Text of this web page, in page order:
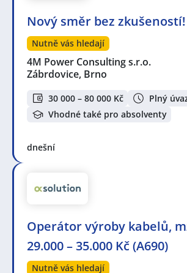
Nový směr bez zkušeností!
Nutně vás hledají
4M Power Consulting s.r.o.
Zábrdovice, Brno
30 000 – 80 000 Kč
Plný
Vhodné také pro absolventy
dnešní
Operátor výroby kabelů,
29.000 – 35.000 Kč (A690)
Nutně vás hledají